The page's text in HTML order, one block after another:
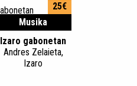
Musika
25€
Izaro gabonetan
Andres Zelaieta,
Izaro